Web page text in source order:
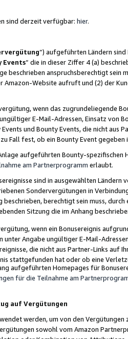
sind derzeit verfügbar: hier.
“) aufgeführten Ländern
Events“ die in dieser Ziffer 4 (a)
beschrieben anspruchsberechtigt sein
Amazon-Website aufruft und (2) der
wenn das zugrundeliegende
E-Mail-Adressen, Einsatz von
und Bounty Events, die nicht
Fall fest, ob ein Bounty Event
aufgeführten Bounty-spezifischen
am Partnerprogramm erlaubt.
sind in ausgewählten Ländern
Sondervergütungen in
beschrieben, berechtigt sein muss,
Sitzung die im Anhang
wenn ein Bonusereignis
unter Angabe ungültiger E-Mail-
die nicht aus Partner-Links auf
stattgefunden hat oder ob eine
aufgeführten Homepages für
für die Teilnahme am
auf Vergütungen
werden, um von den
sowohl vom Amazon